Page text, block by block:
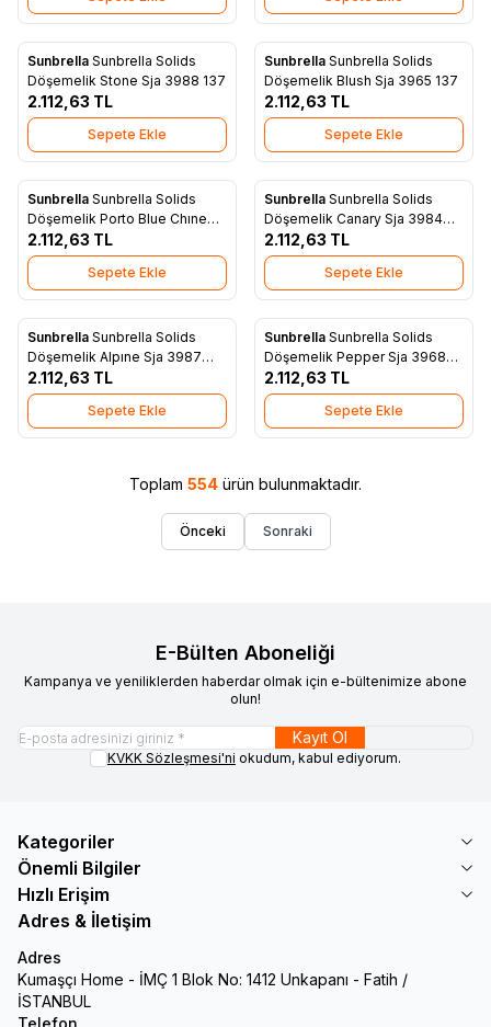
Yeni
Favorilere Ekle
Sunbrella Sunbrella Solids
Döşemelik Stone Sja 3988 137
2.112,63 TL
Sepete Ekle
Yeni
Favorilere Ekle
Sunbrella Sunbrella Solids
Döşemelik Blush Sja 3965 137
2.112,63 TL
Sepete Ekle
Yeni
Favorilere Ekle
Sunbrella Sunbrella Solids
Döşemelik Porto Blue Chıne
Sja 3776 137
2.112,63 TL
Sepete Ekle
Yeni
Favorilere Ekle
Sunbrella Sunbrella Solids
Döşemelik Canary Sja 3984
137
2.112,63 TL
Sepete Ekle
Yeni
Favorilere Ekle
Sunbrella Sunbrella Solids
Döşemelik Alpıne Sja 3987
137
2.112,63 TL
Sepete Ekle
Yeni
Favorilere Ekle
Sunbrella Sunbrella Solids
Döşemelik Pepper Sja 3968
137
2.112,63 TL
Sepete Ekle
Toplam 554 ürün bulunmaktadır.
Önceki Sonraki
E-Bülten Aboneliği
Kampanya ve yeniliklerden haberdar olmak için e-bültenimize abone
olun!
Kayıt Ol
KVKK Sözleşmesi'ni okudum, kabul ediyorum.
Kategoriler
Önemli Bilgiler
Hızlı Erişim
Adres & İletişim
Adres
Kumaşçı Home - İMÇ 1 Blok No: 1412 Unkapanı - Fatih /
İSTANBUL
Telefon